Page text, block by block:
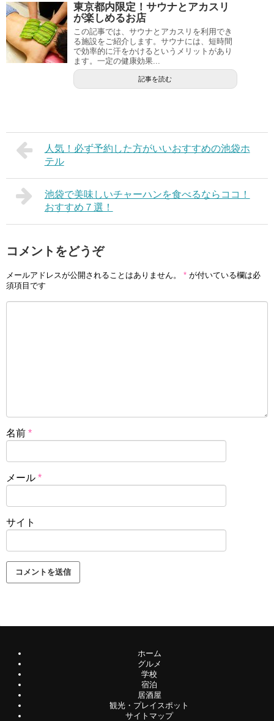
東京都内限定！サウナとアカスリ
が楽しめるお店
この記事では、サウナとアカスリを利用でき
る施設をご紹介します。サウナには、短時間
で効率的に汗をかけるというメリットがあり
ます。一定の健康効果...
記事を読む
人気！必ず予約した方がいいおすすめの池袋ホ
テル
池袋で美味しいチャーハンを食べるならココ！
おすすめ７選！
コメントをどうぞ
メールアドレスが公開されることはありません。 * が付いている欄は必
須項目です
名前 *
メール *
サイト
ホーム
グルメ
学校
宿泊
居酒屋
観光・プレイスポット
サイトマップ